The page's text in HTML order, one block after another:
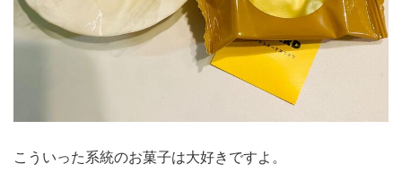
こういった系統のお菓子は大好きですよ。